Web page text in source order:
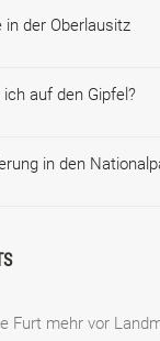
der Oberlausitz
auf den Gipfel?
in den
Furt mehr vor